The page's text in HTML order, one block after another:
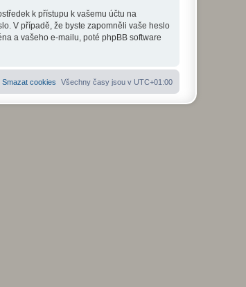
k přístupu k vašemu účtu na
V případě, že byste zapomněli vaše heslo
a vašeho e-mailu, poté phpBB software
Všechny časy jsou v UTC+01:00
Smazat cookies